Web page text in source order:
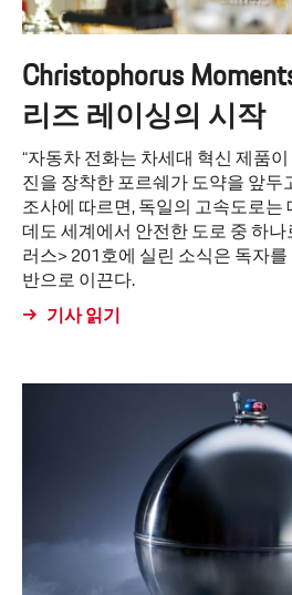
Christophorus
리즈 레이싱의 시작
“자동차 전화는 차세대 혁신 제품이
진을 장착한 포르쉐가 도약을 앞두
조사에 따르면, 독일의 고속도로는
데도 세계에서 안전한 도로 중 하
러스> 201호에 실린 소식은 독자
반으로 이끈다.
기사 읽기